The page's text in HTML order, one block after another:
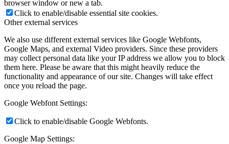
browser window or new a tab.
Click to enable/disable essential site cookies.
Other external services
We also use different external services like Google Webfonts,
Google Maps, and external Video providers. Since these providers
may collect personal data like your IP address we allow you to block
them here. Please be aware that this might heavily reduce the
functionality and appearance of our site. Changes will take effect
once you reload the page.
Google Webfont Settings:
Click to enable/disable Google Webfonts.
Google Map Settings: